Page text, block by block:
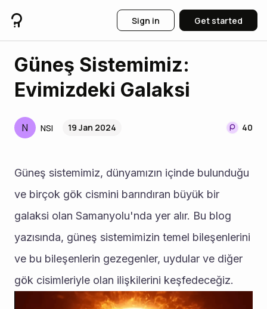
Sign in Get started
Güneş Sistemimiz:
Evimizdeki Galaksi
N NSI 19 Jan 2024 40
Güneş sistemimiz, dünyamızın içinde bulunduğu
ve birçok gök cismini barındıran büyük bir
galaksi olan Samanyolu'nda yer alır. Bu blog
yazısında, güneş sistemimizin temel bileşenlerini
ve bu bileşenlerin gezegenler, uydular ve diğer
gök cisimleriyle olan ilişkilerini keşfedeceğiz.